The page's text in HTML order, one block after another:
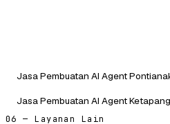
Jasa Pembuatan AI Agent
Jasa Pembuatan AI Agent Ketapang
06 — Layanan Lain